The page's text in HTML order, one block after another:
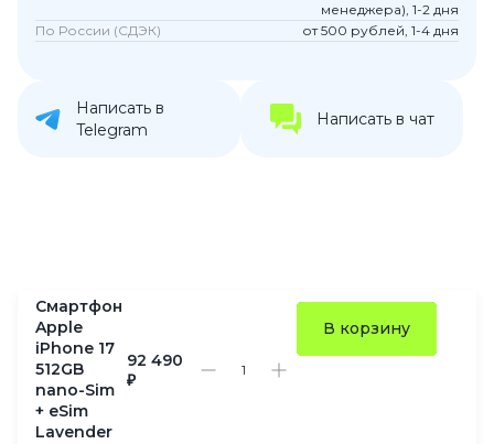
менеджера), 1-2 дня
По России (СДЭК)
от 500 рублей, 1-4 дня
Написать в
Telegram
Написать в чат
Смартфон
Apple
iPhone 17
512GB
nano-Sim
+ eSim
Lavender
92 490
₽
В корзину